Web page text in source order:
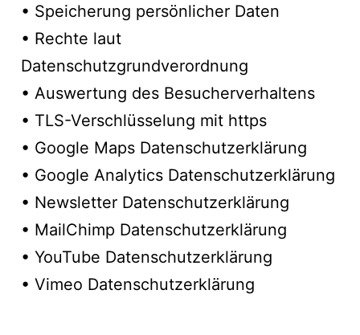
• Speicherung persönlicher Daten
• Rechte laut
Datenschutzgrundverordnung
• Auswertung des Besucherverhaltens
• TLS-Verschlüsselung mit https
• Google Maps Datenschutzerklärung
• Google Analytics Datenschutzerklärung
• Newsletter Datenschutzerklärung
• MailChimp Datenschutzerklärung
• YouTube Datenschutzerklärung
• Vimeo Datenschutzerklärung